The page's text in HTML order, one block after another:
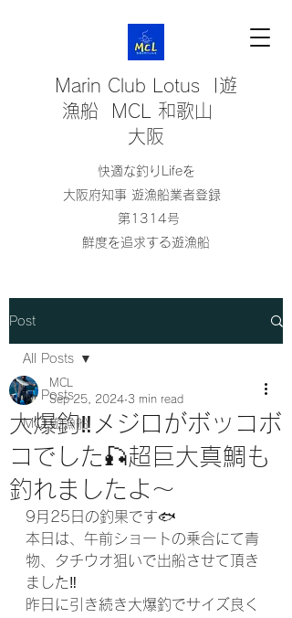
Marin Club Lotus |遊
漁船 MCL 和歌山
大阪
快適な釣りLifeを
大阪府知事 遊漁船業者登録
第1314号
鮮度を追求する遊漁船
Post
All Posts
MCL遊漁船
All Posts
大爆釣‼️メジロがボッコボ
コでした🎣超巨大真鯛も
釣れましたよ〜
MCL
Sep 25, 2024 3 min read
9月25日の釣果です🐟
本日は、午前ショートの乗合にて青
物、タチウオ狙いで出船させて頂き
ました‼️
昨日に引き続き大爆釣でサイズ良く